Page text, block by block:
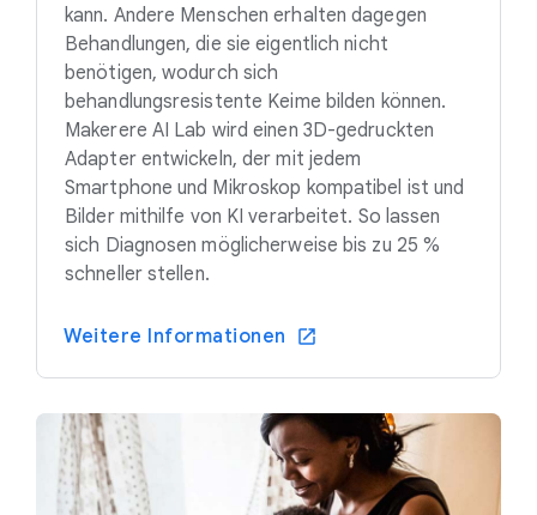
kann. Andere Menschen erhalten dagegen
Behandlungen, die sie eigentlich nicht
benötigen, wodurch sich
behandlungsresistente Keime bilden können.
Makerere AI Lab wird einen 3D-gedruckten
Adapter entwickeln, der mit jedem
Smartphone und Mikroskop kompatibel ist und
Bilder mithilfe von KI verarbeitet. So lassen
sich Diagnosen möglicherweise bis zu 25 %
schneller stellen.
Weitere Informationen